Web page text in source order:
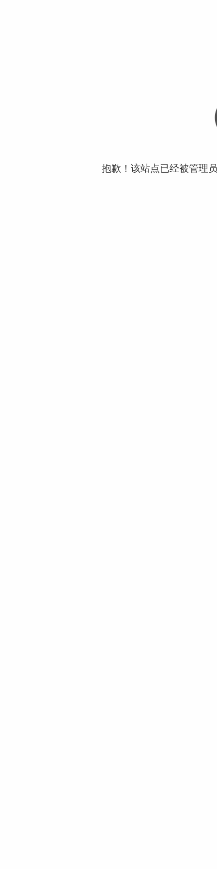
抱歉！该站点已经被管理